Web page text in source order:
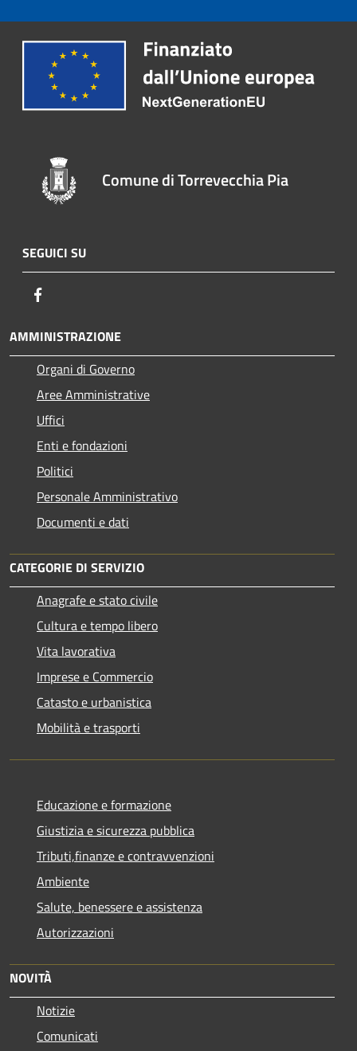
Comune di Torrevecchia Pia
SEGUICI SU
AMMINISTRAZIONE
Organi di Governo
Aree Amministrative
Uffici
Enti e fondazioni
Politici
Personale Amministrativo
Documenti e dati
CATEGORIE DI SERVIZIO
Anagrafe e stato civile
Cultura e tempo libero
Vita lavorativa
Imprese e Commercio
Catasto e urbanistica
Mobilità e trasporti
Educazione e formazione
Giustizia e sicurezza pubblica
Tributi,finanze e contravvenzioni
Ambiente
Salute, benessere e assistenza
Autorizzazioni
NOVITÀ
Notizie
Comunicati